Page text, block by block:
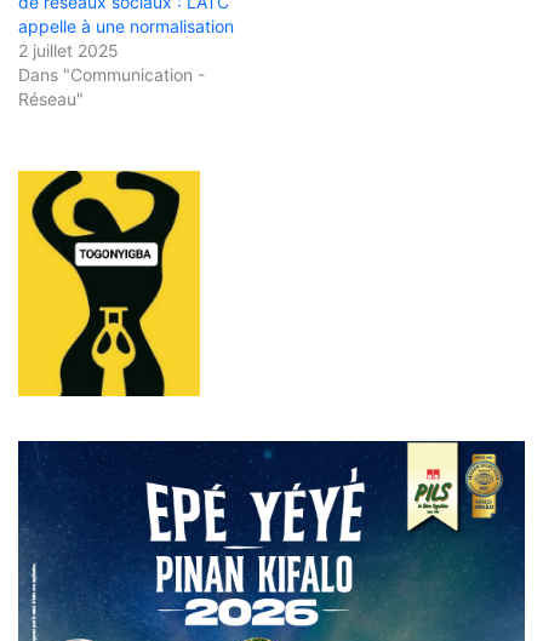
appelle à une normalisation
2 juillet 2025
Dans "Communication -
Réseau"